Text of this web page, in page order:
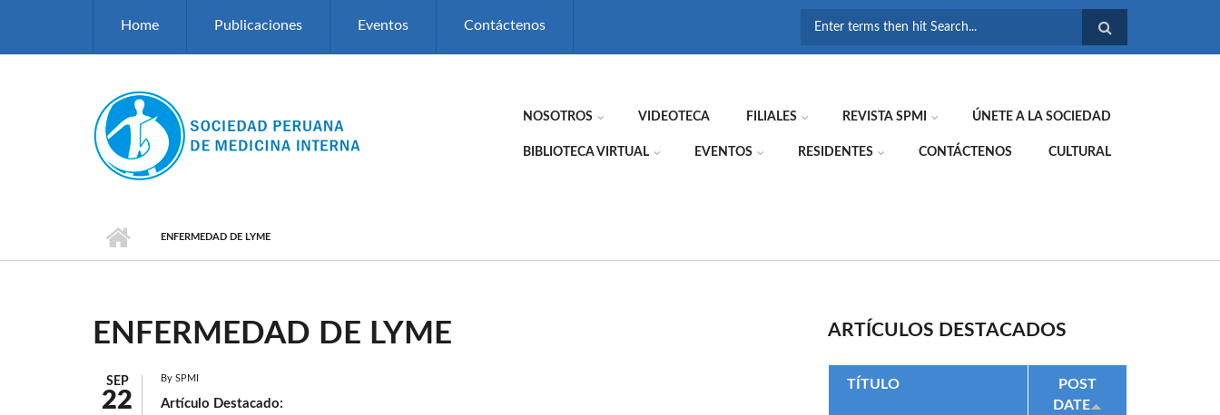
Home Publicaciones Eventos Contáctenos
NOSOTROS VIDEOTECA FILIALES REVISTA SPMI ÚNETE A LA SOCIEDAD
BIBLIOTECA VIRTUAL EVENTOS RESIDENTES CONTÁCTENOS CULTURAL
ENFERMEDAD DE LYME
ENFERMEDAD DE LYME
SEP
22
By SPMI
Artículo Destacado:
ARTÍCULOS DESTACADOS
TÍTULO
POST
DATE